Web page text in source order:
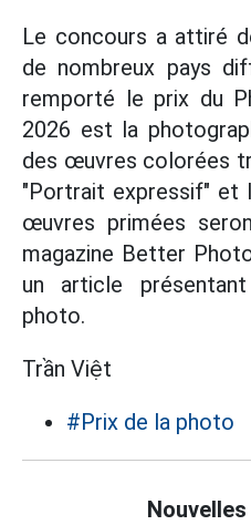
Le concours a attiré
de nombreux pays
remporté le prix du
2026 est la
des œuvres colorées
"Portrait expressif" et
œuvres primées
magazine Better
un article
photo.
Trần Việt
#Prix de la photo